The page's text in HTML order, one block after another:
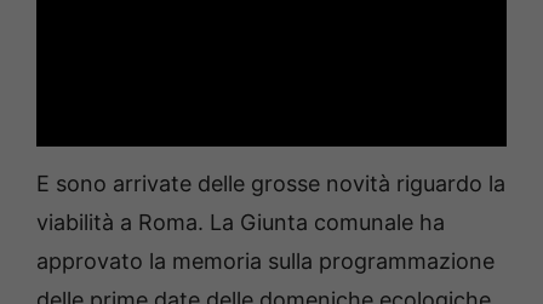
E sono arrivate delle grosse novità riguardo la
viabilità a Roma. La Giunta comunale ha
approvato la memoria sulla programmazione